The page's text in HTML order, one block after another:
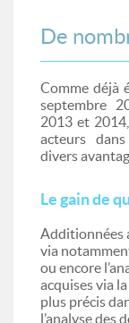
De
Comme déjà
septembre
2013 et
acteurs
divers
Le gain de
Additionnées
via
ou encore
acquises via
plus précis
l’analyse des